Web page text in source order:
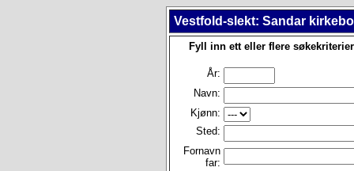
Vestfold-slekt: Sandar
Fyll inn ett eller flere
År:
Navn:
Kjønn:
Sted:
Fornavn
far: